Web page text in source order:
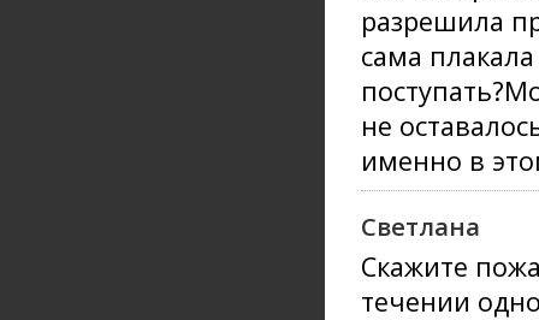
разрешила
сама
не
именно в
Светлана
Скажите
течении